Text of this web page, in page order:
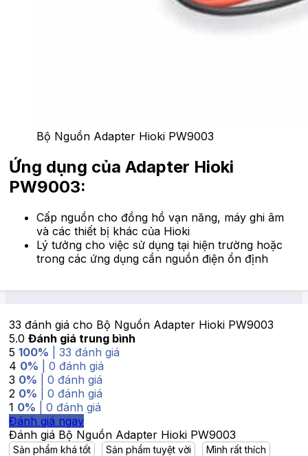
Bộ Nguồn Adapter Hioki PW9003
Ứng dụng của Adapter Hioki
PW9003:
Cấp nguồn cho đồng hồ vạn năng, máy ghi âm
và các thiết bị khác của Hioki
Lý tưởng cho việc sử dụng tại hiện trường hoặc
trong các ứng dụng cần nguồn điện ổn định
33 đánh giá cho Bộ Nguồn Adapter Hioki PW9003
5.0 Đánh giá trung bình
5 100% | 33 đánh giá
4 0% | 0 đánh giá
3 0% | 0 đánh giá
2 0% | 0 đánh giá
1 0% | 0 đánh giá
Đánh giá ngay
Đánh giá Bộ Nguồn Adapter Hioki PW9003
Sản phẩm khá tốt Sản phẩm tuyệt vời
Mình rất thích